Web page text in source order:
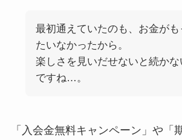
最初通えていたのも、お金がも
たいなかったから。
楽しさを見いだせないと続かな
ですね…。
「入会金無料キャンペーン」や「